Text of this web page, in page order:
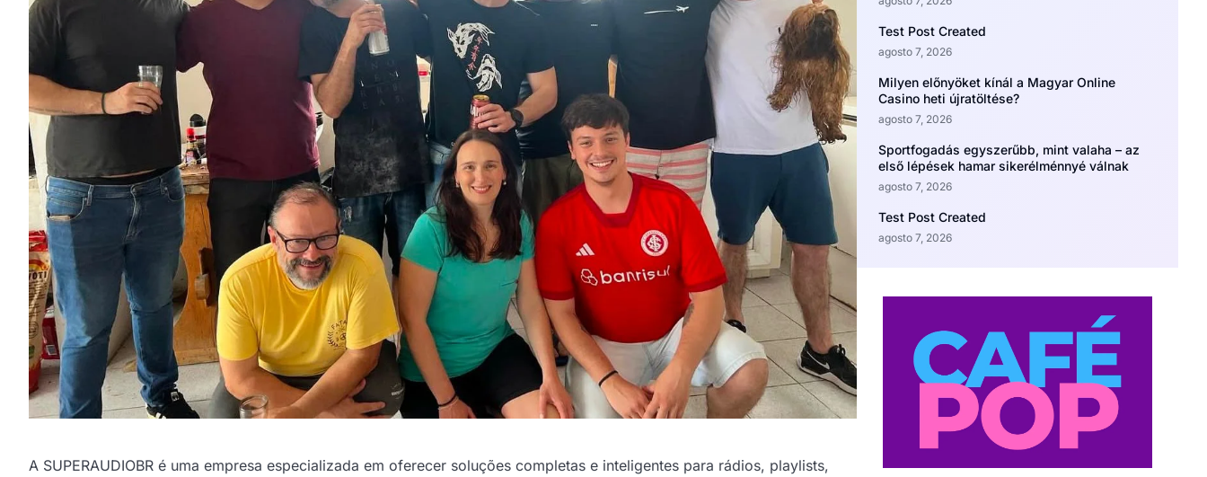
A SUPERAUDIOBR é uma empresa especializada em oferecer soluções completas e inteligentes para rádios, playlists,
Test Post Created
agosto 7, 2026
Milyen előnyöket kínál a Magyar Online
Casino heti újratöltése?
agosto 7, 2026
Sportfogadás egyszerűbb, mint valaha – az
első lépések hamar sikerélménnyé válnak
agosto 7, 2026
Test Post Created
agosto 7, 2026